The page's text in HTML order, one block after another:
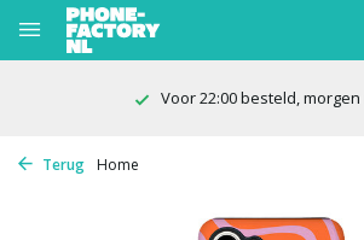
Voor 22:00 besteld,
Terug Home